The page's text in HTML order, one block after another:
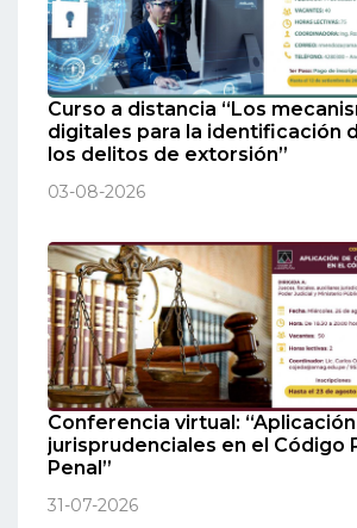
Curso a distancia “Los
digitales para la identificación
los delitos de extorsión”
03-08-2026
Conferencia virtual:
jurisprudenciales en el Código
Penal”
31-07-2026